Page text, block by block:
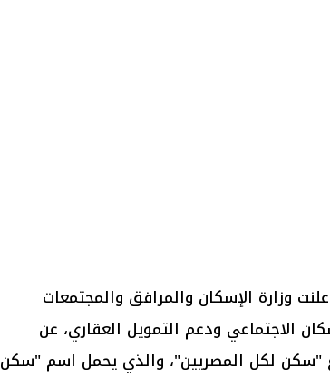
وزارة الإسكان والمرافق والمجتمعات
الاجتماعي ودعم التمويل العقاري، عن
"سكن لكل المصريين"، والذي يحمل اسم "سكن